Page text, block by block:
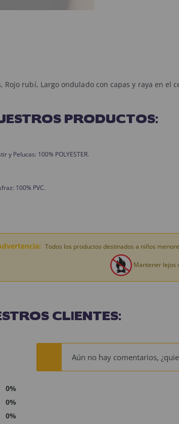
Rojo rubí, Largo ondulado con capas y raya en el
PRODUCTOS:
y Pelucas: 100% POLYESTER.
100% PVC.
Todos los productos destinados a niños
Mantener lejos
CLIENTES:
0%
0%
0%
Aún no hay comentarios,